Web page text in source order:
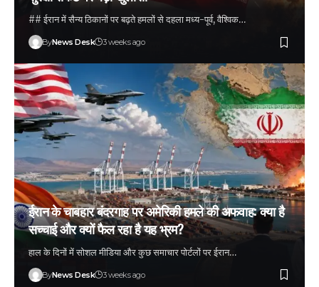
## ईरान में सैन्य ठिकानों पर बढ़ते हमलों से दहला मध्य-पूर्व, वैश्विक…
ByNews Desk 3 weeks ago
ईरान के चाबहार बंदरगाह पर अमेरिकी हमले की अफवाह: क्या है
सच्चाई और क्यों फैल रहा है यह भ्रम?
हाल के दिनों में सोशल मीडिया और कुछ समाचार पोर्टलों पर ईरान…
ByNews Desk 3 weeks ago